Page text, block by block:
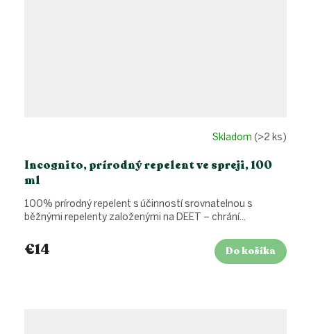
Incognito, prírodný repelent ve spreji, 100
ml
Skladom (>2 ks)
€14 Do košíka
100% prírodný repelent s účinností srovnatelnou s
běžnými repelenty založenými na DEET – chrání...